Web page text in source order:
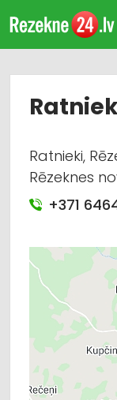
Ratnieki,
Rēzeknes
+371